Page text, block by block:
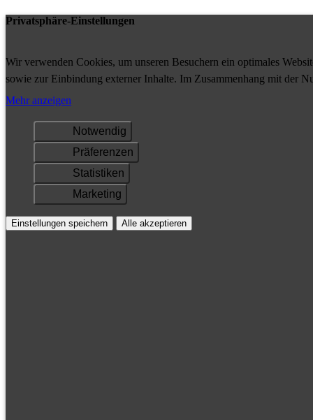
Privatsphäre-Einstellungen
Wir verwenden Cookies, um unseren Besuchern ein optimales
sowie zur Einbindung externer Inhalte. Im Zusammenhang mit der
Ihrem Gerät gespeichert und/oder abgerufen.
Mehr anzeigen
Notwendig
Präferenzen
Statistiken
Marketing
Einstellungen speichern Alle akzeptieren